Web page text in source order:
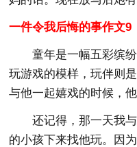
一件令我后悔的事作文9
童年是一幅五彩缤
玩游戏的模样，玩伴则
与他一起嬉戏的时候，
还记得，那一天我
的小孩下来找他玩。因